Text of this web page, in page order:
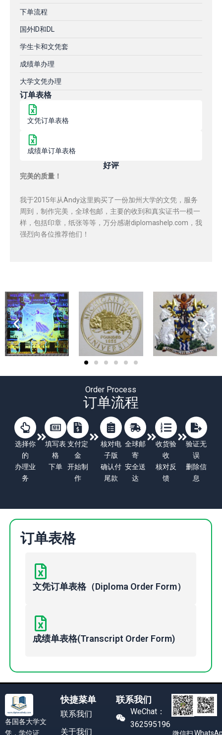
下单流程
国外ID和DL
学生卡和文凭套
成绩单办理
大学文凭办理
订单表格
文凭订单表格
成绩单订单表格
好评
完美的质量！
我于2015年从Andy这里购买了一份加州大学的文凭，服务
周到，制作完美，全球包邮，主要的收到和真实证书一模一
样，包括印章，纸张等等，万分感谢diplomashelp.com，我
强烈向各位推荐他们！
Order Process
订单流程
选择你
的
办理业
务
填写表
格
下单
支付定
金
开始制
作
核对电
子版
确认付
尾款
全球邮
寄
安全送
达
收货验
收
核对反
馈
验证无
误
删除信
息
订单表格
文凭订单表格（Diploma Order Form）
成绩单表格(Transcript Order Form)
各国各大学文
凭，学位证
快捷菜单
联系我们
关于我们
联系我们
WeChat：
362595196
微信扫